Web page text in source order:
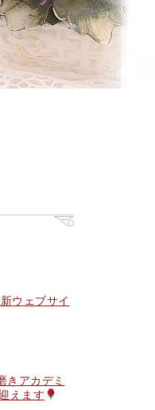
ウェブサイ
きアカデミ
えます